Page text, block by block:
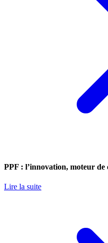
PPF : l’innovation, moteur de
Lire la suite